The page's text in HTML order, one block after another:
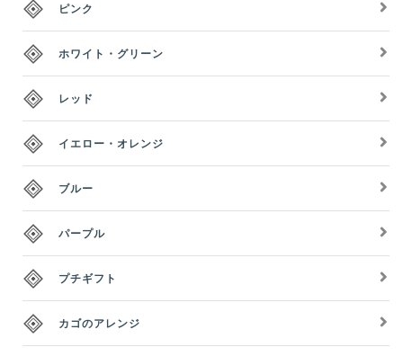
ピンク
ホワイト・グリーン
レッド
イエロー・オレンジ
ブルー
パープル
プチギフト
カゴのアレンジ